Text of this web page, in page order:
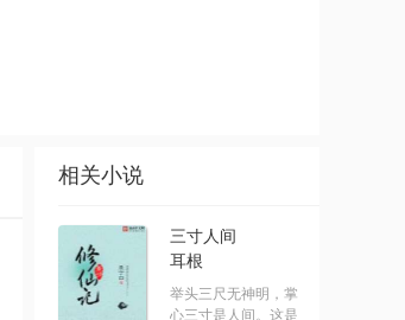
相关小说
三寸人间
耳根
举头三尺无神明，掌
心三寸是人间。这是